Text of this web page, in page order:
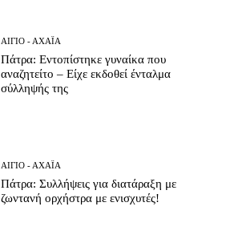
ΑΊΓΙΟ - ΑΧΑΪ́Α
Πάτρα: Εντοπίστηκε γυναίκα που
αναζητείτο – Είχε εκδοθεί ένταλμα
σύλληψής της
ΑΊΓΙΟ - ΑΧΑΪ́Α
Πάτρα: Συλλήψεις για διατάραξη με
ζωντανή ορχήστρα με ενισχυτές!